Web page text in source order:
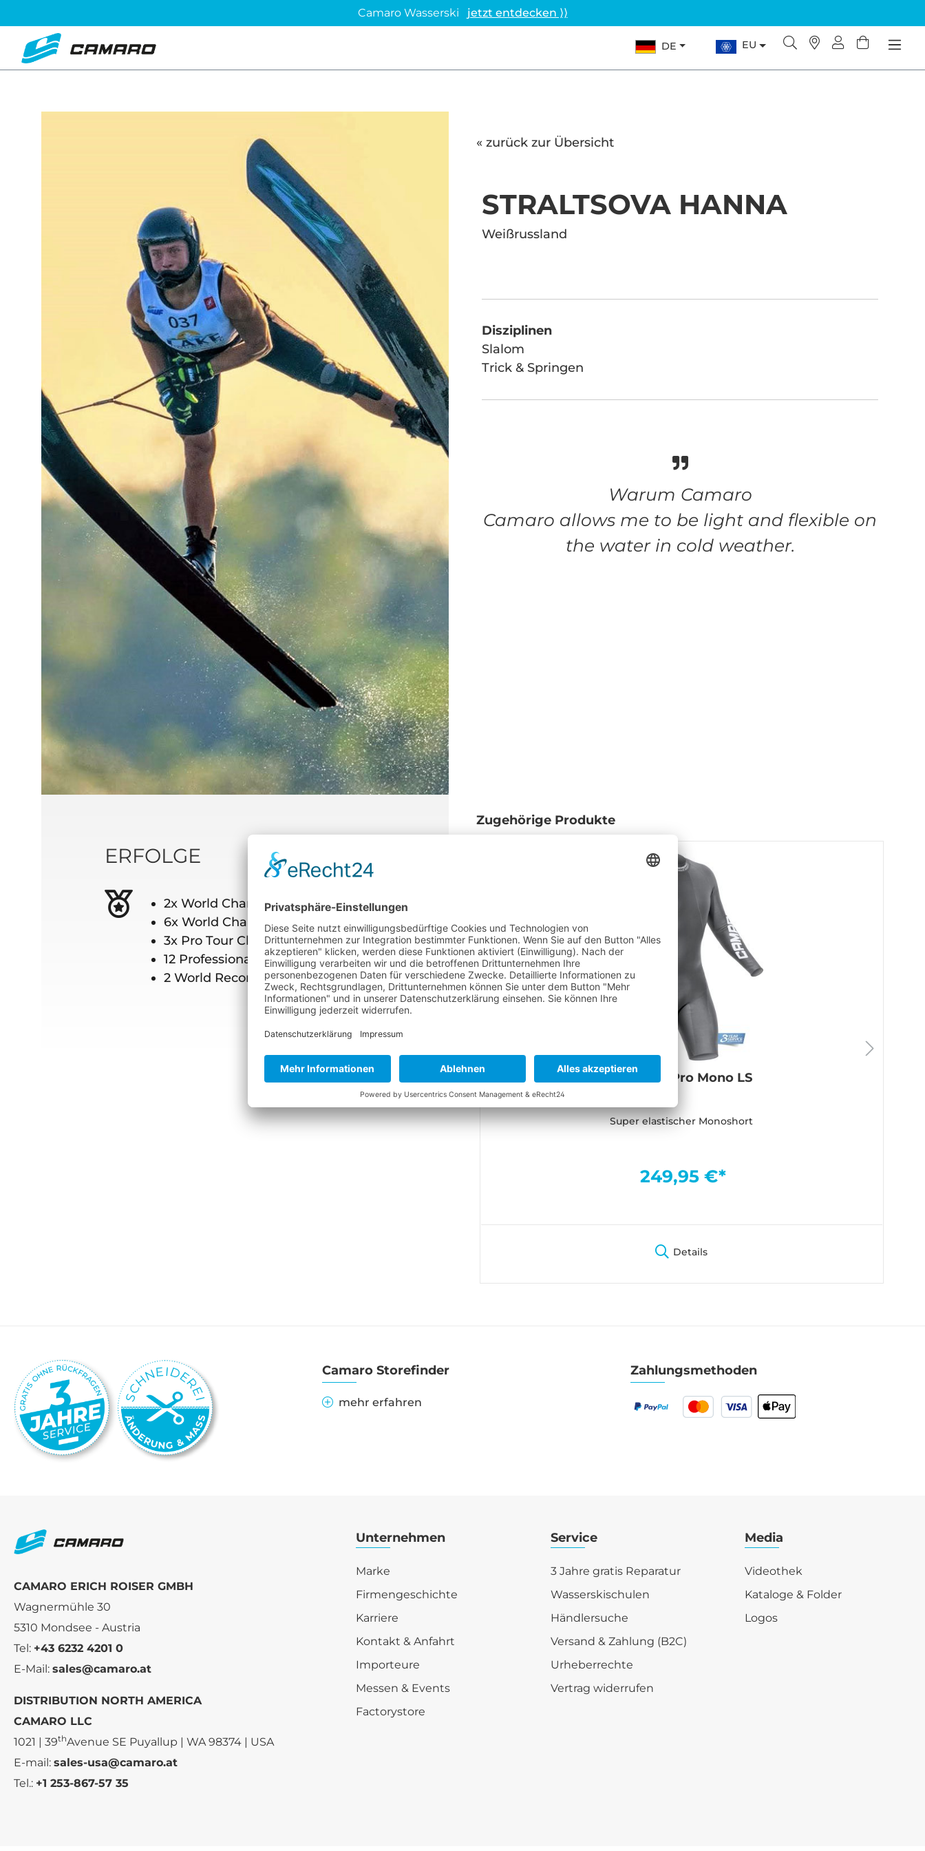
Camaro Wasserski jetzt entdecken ⟩⟩
DE EU
« zurück zur Übersicht
STRALTSOVA HANNA
Weißrussland
Disziplinen
Slalom
Trick & Springen
Warum Camaro
Camaro allows me to be light and flexible on
the water in cold weather.
ERFOLGE
2x World Champion behind a boat
6x World Champion in Cable skiing
3x Pro Tour Champion
12 Professional wins
2 World Records in Cable skiing
Zugehörige Produkte
Titanium Pro Overall
Super elastischer Overall
Titanium Pro Mono LS
Super elastischer Monoshort
249,95 €*
Details
Camaro Storefinder
mehr erfahren
Zahlungsmethoden
CAMARO ERICH ROISER GMBH
Wagnermühle 30
5310 Mondsee - Austria
Tel: +43 6232 4201 0
E-Mail: sales@camaro.at
DISTRIBUTION NORTH AMERICA
CAMARO LLC
1021 | 39thAvenue SE Puyallup | WA 98374 | USA
E-mail: sales-usa@camaro.at
Tel.: +1 253-867-57 35
Unternehmen
Marke
Firmengeschichte
Karriere
Kontakt & Anfahrt
Importeure
Messen & Events
Factorystore
Service
3 Jahre gratis Reparatur
Wasserskischulen
Händlersuche
Versand & Zahlung (B2C)
Urheberrechte
Vertrag widerrufen
Media
Videothek
Kataloge & Folder
Logos